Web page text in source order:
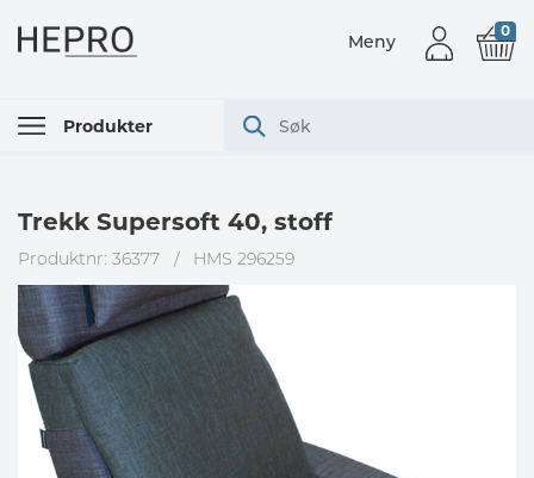
Produkter
Meny
0
Trekk Supersoft 40, stoff
Produktnr: 36377 / HMS 296259